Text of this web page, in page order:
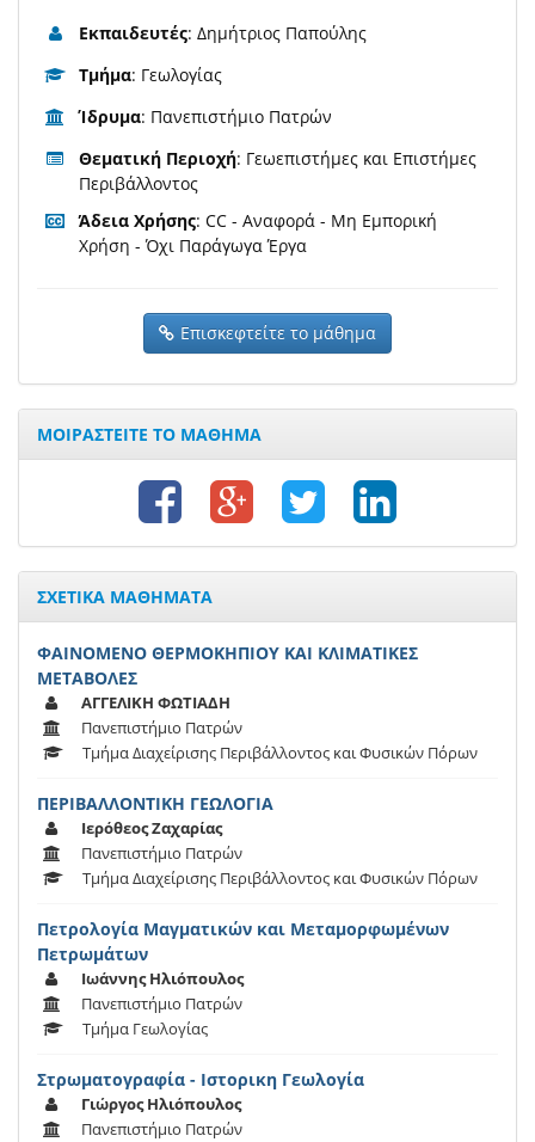
Εκπαιδευτές: Δημήτριος Παπούλης
Τμήμα: Γεωλογίας
Ίδρυμα: Πανεπιστήμιο Πατρών
Θεματική Περιοχή: Γεωεπιστήμες και Επιστήμες
Περιβάλλοντος
Άδεια Χρήσης: CC - Αναφορά - Μη Εμπορική
Χρήση - Όχι Παράγωγα Έργα
Επισκεφτείτε το μάθημα
ΜΟΙΡΑΣΤΕΙΤΕ ΤΟ ΜΑΘΗΜΑ
ΣΧΕΤΙΚΑ ΜΑΘΗΜΑΤΑ
ΦΑΙΝΟΜΕΝΟ ΘΕΡΜΟΚΗΠΙΟΥ ΚΑΙ ΚΛΙΜΑΤΙΚΕΣ
ΜΕΤΑΒΟΛΕΣ
ΑΓΓΕΛΙΚΗ ΦΩΤΙΑΔΗ
Πανεπιστήμιο Πατρών
Τμήμα Διαχείρισης Περιβάλλοντος και Φυσικών Πόρων
ΠΕΡΙΒΑΛΛΟΝΤΙΚΗ ΓΕΩΛΟΓΙΑ
Ιερόθεος Ζαχαρίας
Πανεπιστήμιο Πατρών
Τμήμα Διαχείρισης Περιβάλλοντος και Φυσικών Πόρων
Πετρολογία Μαγματικών και Μεταμορφωμένων
Πετρωμάτων
Ιωάννης Ηλιόπουλος
Πανεπιστήμιο Πατρών
Τμήμα Γεωλογίας
Στρωματογραφία - Ιστορικη Γεωλογία
Γιώργος Ηλιόπουλος
Πανεπιστήμιο Πατρών